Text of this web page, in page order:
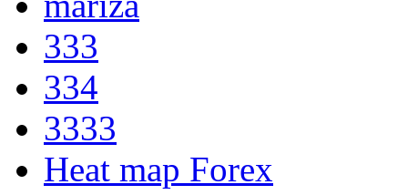
333
334
3333
Heat map Forex